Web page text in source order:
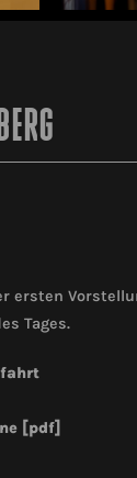
ersten
Tages.
[pdf]